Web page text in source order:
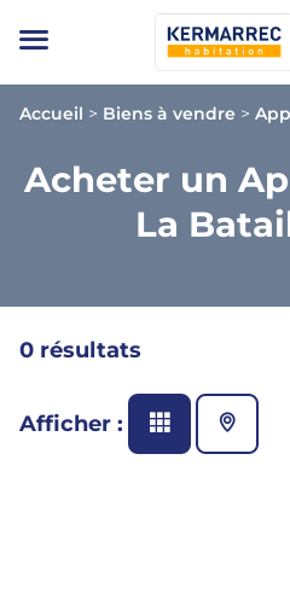
Accueil > Biens à vendre >
Acheter un
La
0 résultats
Afficher :